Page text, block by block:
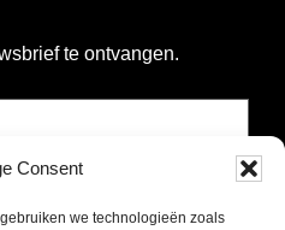
Consent
we technologieën zoals
te ontvangen.